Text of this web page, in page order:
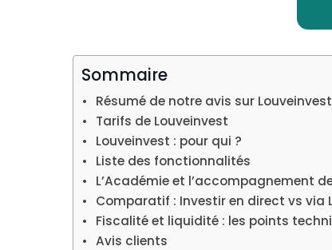
Sommaire
Résumé de notre avis sur Louveinvest
Tarifs de Louveinvest
Louveinvest : pour qui ?
Liste des fonctionnalités
L’Académie et l’accompagnement
Comparatif : Investir en direct vs via
Fiscalité et liquidité : les points
Avis clients